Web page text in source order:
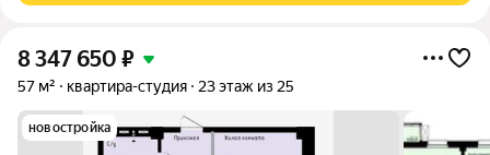
8 347 650 ₽
57 м² квартира-студия 23 этаж из 25
новостройка